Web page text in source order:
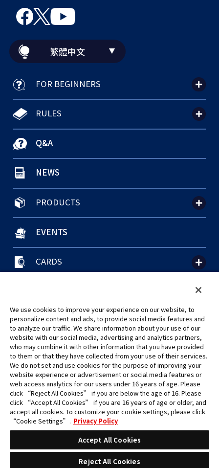
繁體中文
FOR BEGINNERS
RULES
Q&A
NEWS
PRODUCTS
EVENTS
CARDS
©Eiichiro Oda/Shueisha
©Eiichiro Oda/Shueisha, Toei Animation
未經許可，禁止使用、複製或複印此網站上的任何圖片、文本或數據。
產品正在開發中，此網站上的圖片可能與實際產品不同。
*Apple、蘋果的logo為Apple Inc.於美國和其他國家地區所註冊之商標。
App Store為Apple Inc.之服務商標。
*Google play和Google play的logo為Google LLC之註冊商標。
We use cookies to improve your experience on our website, to
personalize content and ads, to provide social media features and
to analyze our traffic. We share information about your use of our
website with our social media, advertising and analytics partners,
who may combine it with other information that you have provided
to them or that they have collected from your use of their services.
We do not set and use cookies for the purpose of improving your
website experience or advertisement or social media features or
web access analytics for our users under 16 years of age. Please
click “Reject All Cookies” if you are below the age of 16. Please
click “Accept All Cookies” if you are 16 years of age or older, and
accept all cookies. To customize your cookie settings, please click
“Cookie Settings”. Privacy Policy
Accept All Cookies
Reject All Cookies